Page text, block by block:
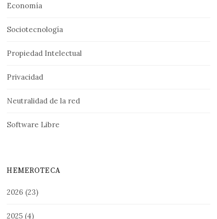
Economía
Sociotecnología
Propiedad Intelectual
Privacidad
Neutralidad de la red
Software Libre
HEMEROTECA
2026 (23)
2025 (4)